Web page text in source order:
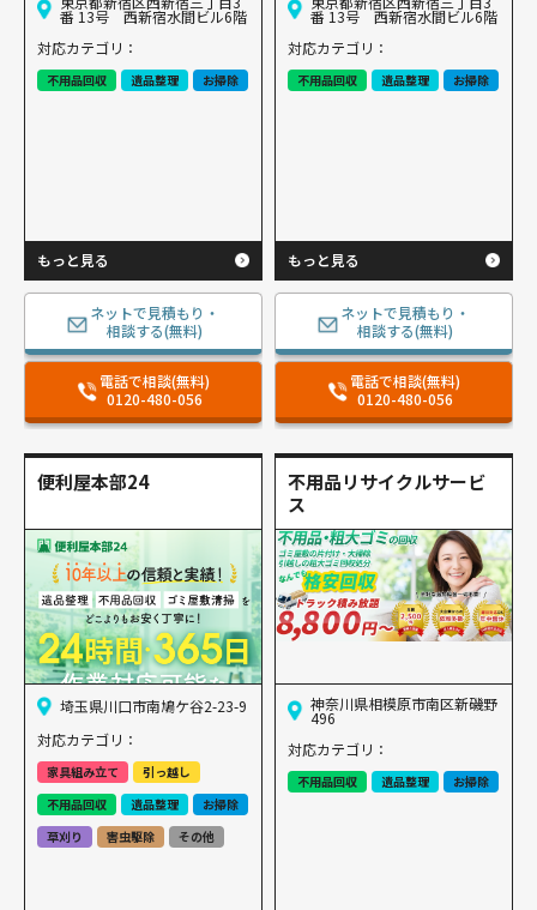
番 13号 西新宿水間ビル6階
対応カテゴリ：
不用品回収 遺品整理 お掃除
もっと見る
ネットで見積もり・
相談する(無料)
電話で相談(無料)
0120-480-056
番 13号 西新宿水間ビル6階
対応カテゴリ：
不用品回収 遺品整理 お掃除
もっと見る
ネットで見積もり・
相談する(無料)
電話で相談(無料)
0120-480-056
便利屋本部24
埼玉県川口市南鳩ケ谷2-23-9
対応カテゴリ：
家具組み立て
引っ越し
不用品回収
遺品整理
お掃除
草刈り
害虫駆除 その他
不用品リサイクルサービ
ス
神奈川県相模原市南区新磯野
496
対応カテゴリ：
不用品回収 遺品整理 お掃除